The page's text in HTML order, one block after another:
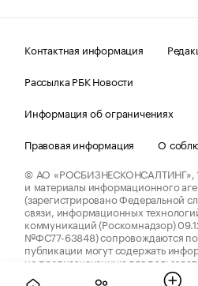
Контактная информация
Рассылка РБК Новости
Информация об ограничениях
Правовая информация
О
© АО «РОСБИЗНЕСКОНСАЛТИНГ»,
и материалы информационного
(зарегистрировано Федеральной
связи, информационных
коммуникаций (Роскомнадзор)
№ФС77-63848) сопровождаются
публикации могут содержать
не предназначенную для
до 18 лет.